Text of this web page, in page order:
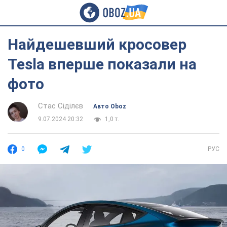
Найдешевший кросовер
Tesla вперше показали на
фото
Стас Сіділєв
Авто Oboz
9.07.2024 20:32
1,0 т.
0 РУС